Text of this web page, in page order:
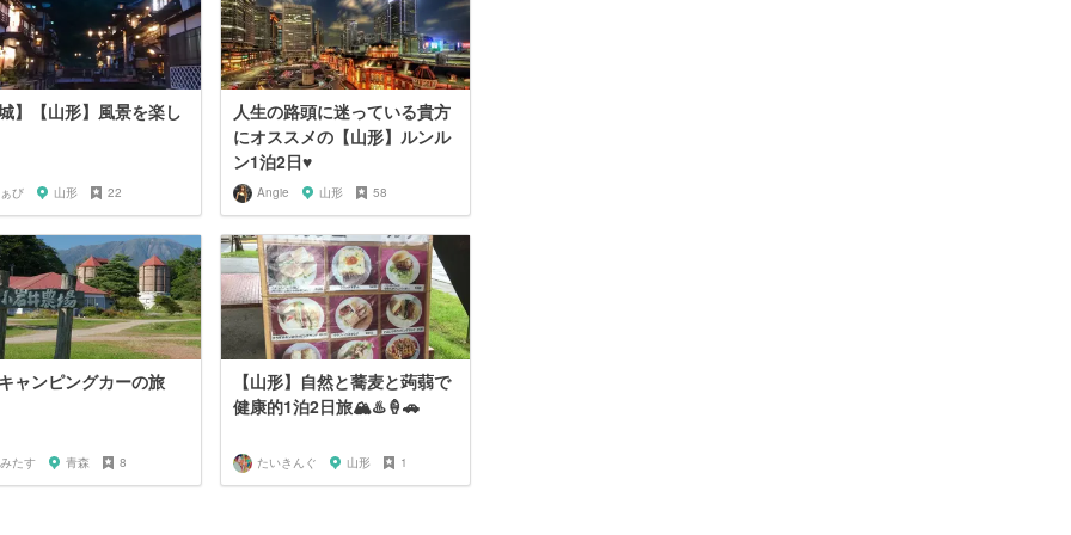
】【山形】風景を楽し
び 山形 22
人生の路頭に迷っている貴方
にオススメの【山形】ルンル
ン1泊2日♥︎
Angie 山形 58
ャンピングカーの旅
たす 青森 8
【山形】自然と蕎麦と蒟蒻で
健康的1泊2日旅🏔♨️🍦🚗
たいきんぐ 山形 1